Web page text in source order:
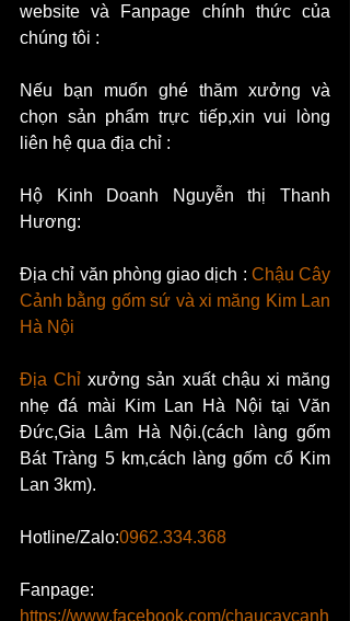
website và Fanpage chính thức của
chúng tôi :
Nếu bạn muốn ghé thăm xưởng và
chọn sản phẩm trực tiếp,xin vui lòng
liên hệ qua địa chỉ :
Hộ Kinh Doanh Nguyễn thị Thanh
Hương:
Địa chỉ văn phòng giao dịch : Chậu Cây
Cảnh bằng gốm sứ và xi măng Kim Lan
Hà Nội
Địa Chỉ xưởng sản xuất chậu xi măng
nhẹ đá mài Kim Lan Hà Nội tại Văn
Đức,Gia Lâm Hà Nội.(cách làng gốm
Bát Tràng 5 km,cách làng gốm cổ Kim
Lan 3km).
Hotline/Zalo:0962.334.368
https://www.facebook.com/chaucaycanh